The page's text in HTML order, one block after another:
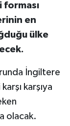
en
ülke
İngiltere
karşıya
olacak.